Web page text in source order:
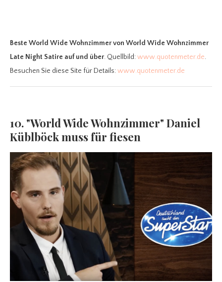
Beste World Wide Wohnzimmervon World Wide Wohnzimmer
Late Night Satire auf und über. Quellbild:www.quotenmeter.de.
Besuchen Sie diese Site für Details:www.quotenmeter.de
10. "World Wide Wohnzimmer" Daniel
Küblböck muss für fiesen